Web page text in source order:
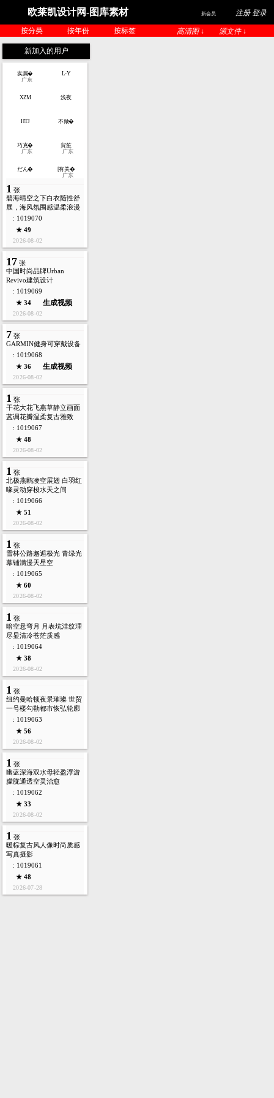
欧莱凯设计网-图库素材 新会员 注册 登录
按分类 按年份 按标签 高清图 ↓ 源文件 ↓
新加入的用户
实属�
广东
L-Y
XZM 浅夜
HTJ 不做�
巧克�
广东
貟笙
广东
だん�
[有关�
广东
1 张
碧海晴空之下白衣随性舒
展，海风氛围感温柔浪漫
: 1019070
★ 49
2026-08-02
17 张
中国时尚品牌Urban
Revivo建筑设计
: 1019069
★ 34
生成视频
2026-08-02
7 张
GARMIN健身可穿戴设备
: 1019068
★ 36
生成视频
2026-08-02
1 张
干花大花飞燕草静立画面
蓝调花瓣温柔复古雅致
: 1019067
★ 48
2026-08-02
1 张
北极燕鸥凌空展翅 白羽红
喙灵动穿梭水天之间
: 1019066
★ 51
2026-08-02
1 张
雪林公路邂逅极光 青绿光
幕铺满漫天星空
: 1019065
★ 60
2026-08-02
1 张
暗空悬弯月 月表坑洼纹理
尽显清冷苍茫质感
: 1019064
★ 38
2026-08-02
1 张
纽约曼哈顿夜景璀璨 世贸
一号楼勾勒都市恢弘轮廓
: 1019063
★ 56
2026-08-02
1 张
幽蓝深海双水母轻盈浮游
朦胧通透空灵治愈
: 1019062
★ 33
2026-08-02
1 张
暖棕复古风人像时尚质感
写真摄影
: 1019061
★ 48
2026-07-28